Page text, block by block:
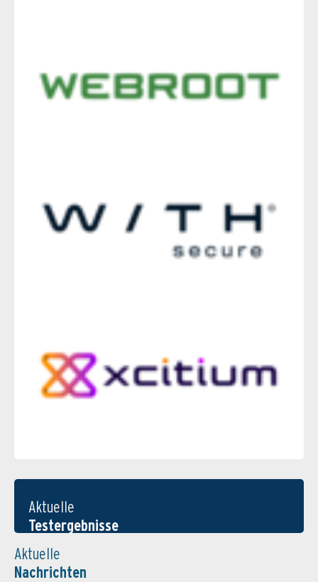
Aktuelle
Testergebnisse
Aktuelle
Nachrichten